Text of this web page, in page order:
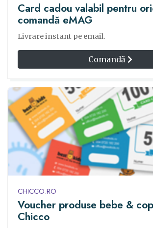
Card cadou valabil pentru
comandă eMAG
Livrare instant pe email.
Comandă
CHICCO.RO
Voucher produse bebe &
Chicco